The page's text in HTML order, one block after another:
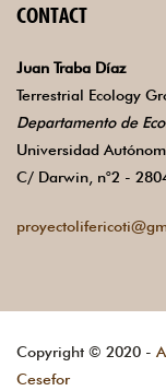
CONTACT
Juan Traba Díaz
Terrestrial Ecology
Departamento de
Universidad
C/ Darwin, n°2 -
Copyright © 2020 -
Cesefor